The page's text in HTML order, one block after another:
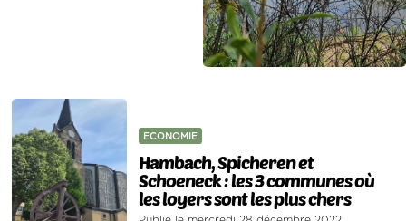
ECONOMIE
Hambach, Spicheren et
Schoeneck : les 3 communes où
les loyers sont les plus chers